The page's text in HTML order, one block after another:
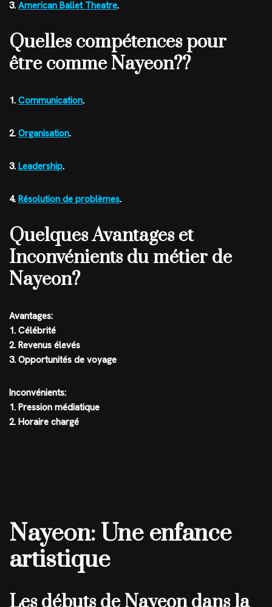
3. American Ballet Theatre.
Quelles compétences pour
être comme Nayeon??
1. Communication.
2. Organisation.
3. Leadership.
4. Résolution de problèmes.
Quelques Avantages et
Inconvénients du métier de
Nayeon?
Avantages:
1. Célébrité
2. Revenus élevés
3. Opportunités de voyage
Inconvénients:
1. Pression médiatique
2. Horaire chargé
Nayeon: Une enfance
artistique
Les débuts de Nayeon dans la